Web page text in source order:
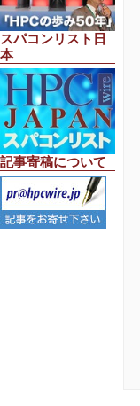
スパコンリスト日
本
記事寄稿について